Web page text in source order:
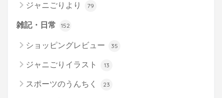
ジャニごりより 79
雑記・日常 152
ショッピングレビュー 35
ジャニごりイラスト 13
スポーツのうんちく 23